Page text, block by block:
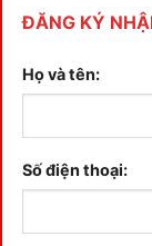
ĐĂNG KÝ
Họ và tên:
Số điện thoại: